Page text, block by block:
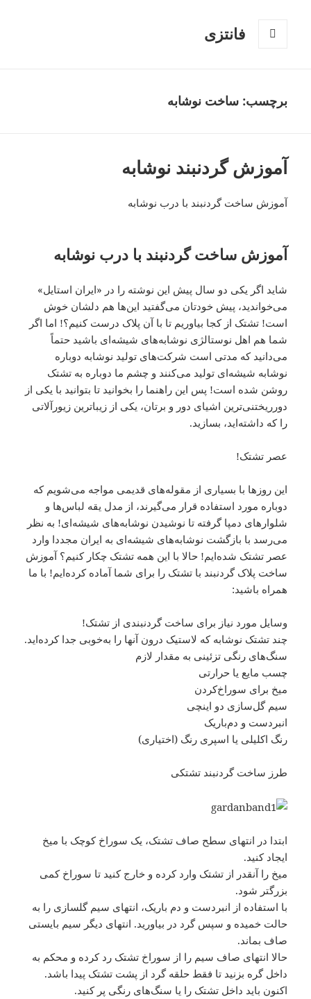
فانتزی
برچسب: ساخت نوشابه
آموزش گردنبند نوشابه
آموزش ساخت گردنبند با درب نوشابه
آموزش ساخت گردنبند با درب نوشابه
شاید اگر یکی دو سال پیش این نوشته را در «ایران استایل»
می‌خواندید، پیش خودتان می‌گفتید این‌ها هم دلشان خوش
است! تشتک از کجا بیاوریم تا با آن پلاک درست کنیم؟! اما اگر
شما هم اهل نوستالژی نوشابه‌های شیشه‌ای باشید حتماً
می‌دانید که مدتی است شرکت‌های تولید نوشابه دوباره
نوشابه شیشه‌ای تولید می‌کنند و چشم ما دوباره به تشتک
روشن شده است! پس این راهنما را بخوانید تا بتوانید با یکی از
دورریختنی‌ترین اشیای دور و برتان، یکی از زیباترین زیورآلاتی
را که داشته‌اید، بسازید.
عصر تشتک!
این روزها با بسیاری از مقوله‌های قدیمی مواجه می‌شویم که
دوباره مورد استفاده قرار می‌گیرند، از مدل یقه لباس‌ها و
شلوارهای دمپا گرفته تا نوشیدن نوشابه‌های شیشه‌ای! به نظر
می‌رسد با بازگشت نوشابه‌های شیشه‌ای به ایران مجددا وارد
عصر تشتک شده‌ایم! حالا با این همه تشتک چکار کنیم؟ آموزش
ساخت پلاک گردنبند با تشتک را برای شما آماده کرده‌ایم! با ما
همراه باشید:
وسایل مورد نیاز برای ساخت گردنبندی از تشتک!
چند تشتک نوشابه که لاستیک درون آنها را به‌خوبی جدا کرده‌اید.
سنگ‌های رنگی تزئینی به مقدار لازم
چسب مایع یا حرارتی
میخ برای سوراخ‌کردن
سیم گل‌سازی دو اینچی
انبردست و دم‌باریک
رنگ اکلیلی یا اسپری رنگ (اختیاری)
طرز ساخت گردنبند تشتکی
ابتدا در انتهای سطح صاف تشتک، یک سوراخ کوچک با میخ
ایجاد کنید.
میخ را آنقدر از تشتک وارد کرده و خارج کنید تا سوراخ کمی
بزرگتر شود.
با استفاده از انبردست و دم باریک، انتهای سیم گلسازی را به
حالت خمیده و سپس گرد در بیاورید. انتهای دیگر سیم بایستی
صاف بماند.
حالا انتهای صاف سیم را از سوراخ تشتک رد کرده و محکم به
داخل گره بزنید تا فقط حلقه گرد از پشت تشتک پیدا باشد.
اکنون باید داخل تشتک را یا سنگ‌های رنگی پر کنید.